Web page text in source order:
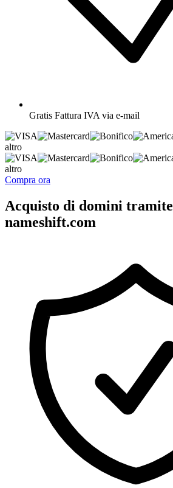
Gratis Fattura IVA via e-mail
altro
altro
Compra ora
Acquisto di domini tramite
nameshift.com